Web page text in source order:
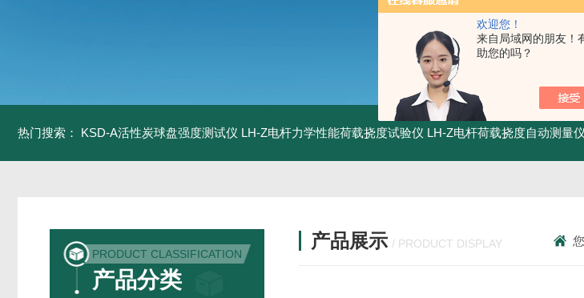
欢迎您！
来自局域网的朋友！
助您的吗？
热门搜索： KSD-A活性炭球盘强度测试仪 LH-Z电杆力学性能荷载挠度试验仪 LH-Z电杆荷载挠度自动测量仪
PRODUCT CLASSIFICATION
产品分类
产品展示 / PRODUCT DISPLAY